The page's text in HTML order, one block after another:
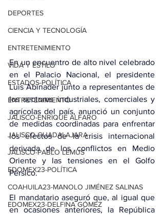
DEPORTES
CIENCIA Y TECNOLOGÍA
ENTRETENIMIENTO
VIDA Y ESTILO
ESTADOS-POLÍTICA
ENTRETENIMIENTO
JALISCO-ENRIQUE ALFARO
JALISCO-GUADALAJARA
JALISCO-PABLO LEMUS
EDOMEX23-POLÍTICA
COAHUILA23-MANOLO JIMÉNEZ SALINAS
EDOMEX23-DELFINA GÓMEZ
En un encuentro de alto nivel celebrado
en el Palacio Nacional, el presidente
Luis Abinader junto a representantes de
los sectores industriales, comerciales y
agrícolas del país, anunció un conjunto
de medidas coordinadas para enfrentar
los efectos de la crisis internacional
derivada de los conflictos en Medio
Oriente y las tensiones en el Golfo
Pérsico.
El mandatario aseguró que, al igual que
en ocasiones anteriores, la República